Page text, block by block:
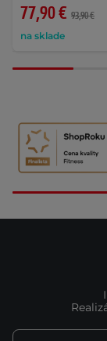
77,90 € 93,90 €
na sklade